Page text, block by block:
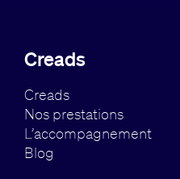
Creads
Creads
Nos prestations
L’accompagnement
Blog